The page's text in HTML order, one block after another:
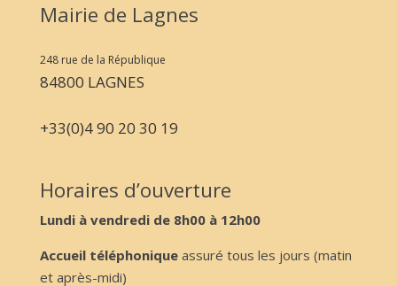
Mairie de Lagnes
248 rue de la République
84800 LAGNES
+33(0)4 90 20 30 19
Horaires d’ouverture
Lundi à vendredi de 8h00 à 12h00
Accueil téléphoniqueassuré tous les jours (matin
et après-midi)